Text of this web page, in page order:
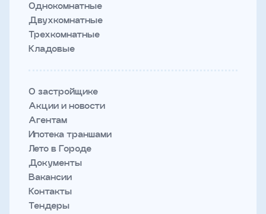
Однокомнатные
Двухкомнатные
Трехкомнатные
Кладовые
О застройщике
Акции и новости
Агентам
Ипотека траншами
Лето в Городе
Документы
Вакансии
Контакты
Тендеры